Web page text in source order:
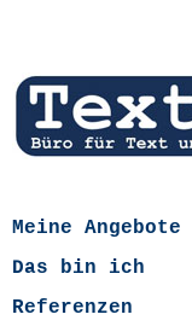
Meine Angebote
Das bin ich
Referenzen